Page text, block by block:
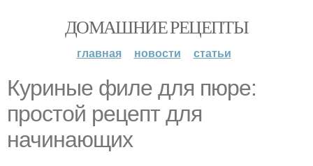
ДОМАШНИЕ РЕЦЕПТЫ
главная новости статьи
Куриные филе для пюре:
простой рецепт для
начинающих